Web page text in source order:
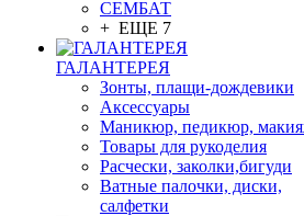
СЕМБАТ
+ ЕЩЕ 7
ГАЛАНТЕРЕЯ
Зонты, плащи-дождевики
Аксессуары
Маникюр, педикюр,
Товары для рукоделия
Расчески, заколки,бигуди
Ватные палочки, диски,
салфетки